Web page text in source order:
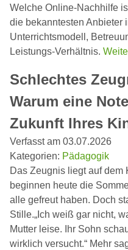
Welche Online-Nachhilfe
die bekanntesten Anbieter
Unterrichtsmodell,
Leistungs-Verhältnis.
Schlechtes
Warum eine
Zukunft Ihres
Verfasst am 03.07.2026
Kategorien: Pädagogik
Das Zeugnis liegt auf dem
beginnen heute die
alle gefreut haben. Doch
Stille.„Ich weiß gar nicht,
Mutter leise. Ihr Sohn
wirklich versucht.“ Mehr